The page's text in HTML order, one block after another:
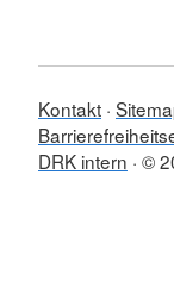
Kontakt
DRK intern ©